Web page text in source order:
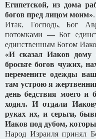
Египетской, из дома
богов пред лицом моим».
Итак, Господь, Бог
потомками — Бог
единственным Богом
«И сказал Иаков
бросьте богов чужих,
перемените одежды
там устрою я
день бедствия моего
ходил. И отдали
руках их, и серьги,
Иаков под дубом,
Народ Израиля принял